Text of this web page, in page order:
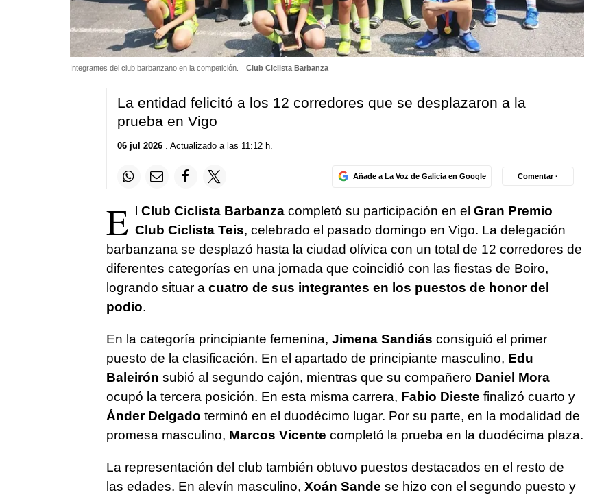
Integrantes del club barbanzano en la competición. Club Ciclista Barbanza
La entidad felicitó a los 12 corredores que se desplazaron a la
prueba en Vigo
06 jul 2026. Actualizado a las 11:12 h.
Añade a La Voz de Galicia en Google Comentar ·
E l Club Ciclista Barbanzacompletó su participación en el Gran Premio
Club Ciclista Teis, celebrado el pasado domingo en Vigo. La delegación
barbanzana se desplazó hasta la ciudad olívica con un total de 12 corredores de
diferentes categorías en una jornada que coincidió con las fiestas de Boiro,
logrando situar a cuatro de sus integrantes en los puestos de honor del
podio.
En la categoría principiante femenina, Jimena Sandiás consiguió el primer
puesto de la clasificación. En el apartado de principiante masculino, Edu
Baleirón subió al segundo cajón, mientras que su compañero Daniel Mora
ocupó la tercera posición. En esta misma carrera, Fabio Dieste finalizó cuarto y
Ánder Delgado terminó en el duodécimo lugar. Por su parte, en la modalidad de
promesa masculino, Marcos Vicente completó la prueba en la duodécima plaza.
La representación del club también obtuvo puestos destacados en el resto de
las edades. En alevín masculino, Xoán Sande se hizo con el segundo puesto y